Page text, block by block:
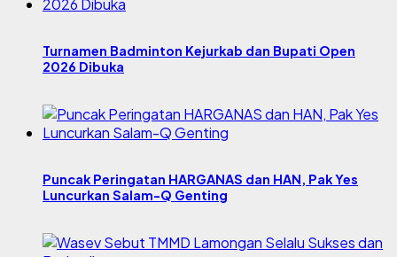
Turnamen Badminton Kejurkab dan Bupati Open
2026 Dibuka
Puncak Peringatan HARGANAS dan HAN, Pak Yes
Luncurkan Salam-Q Genting